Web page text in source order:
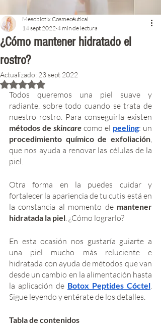
¿Cómo mantener hidratado el
rostro?
Mesobiotix Cosmecéutical
14 sept 2022 4 min de lectura
Actualizado: 23 sept 2022
Obtuvo NaN de 5 estrellas.
Todos queremos una piel suave y
radiante, sobre todo cuando se trata de
nuestro rostro. Para conseguirla existen
métodos de skincare como el peeling
procedimiento químico de exfoliación
que nos ayuda a renovar las células de la
piel.
Otra forma en la puedes cuidar y
fortalecer la apariencia de tu cutis está en
la constancia al momento de mantener
hidratada la piel . ¿Cómo lograrlo?
En esta ocasión nos gustaría guiarte a
una piel mucho más reluciente e
hidratada con ayuda de métodos que van
desde un cambio en la alimentación hasta
la aplicación de Botox Peptides Cóctel
Sigue leyendo y entérate de los detalles.
Tabla de contenidos